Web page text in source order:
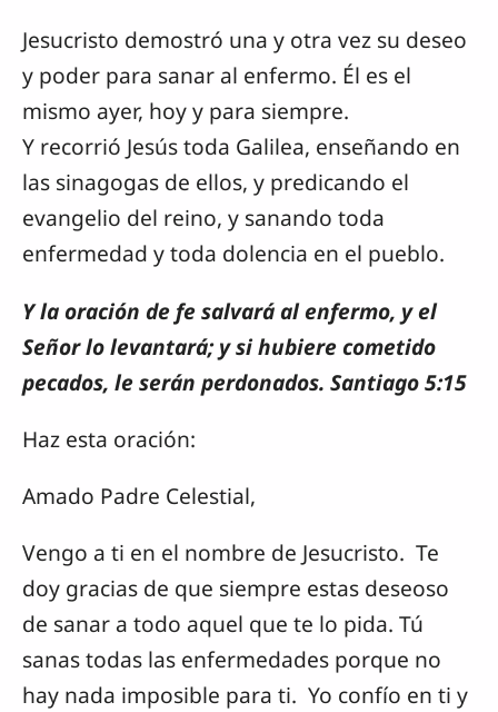
Jesucristo demostró una y otra vez su deseo
y poder para sanar al enfermo. Él es el
mismo ayer, hoy y para siempre.
Y recorrió Jesús toda Galilea, enseñando en
las sinagogas de ellos, y predicando el
evangelio del reino, y sanando toda
enfermedad y toda dolencia en el pueblo.
Y la oración de fe salvará al enfermo, y el
Señor lo levantará; y si hubiere cometido
pecados, le serán perdonados. Santiago 5:15
Haz esta oración:
Amado Padre Celestial,
Vengo a ti en el nombre de Jesucristo. Te
doy gracias de que siempre estas deseoso
de sanar a todo aquel que te lo pida. Tú
sanas todas las enfermedades porque no
hay nada imposible para ti. Yo confío en ti y